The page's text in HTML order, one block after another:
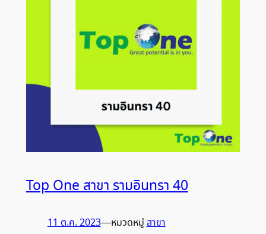
Top One สาขา รามอินทรา 40
11 ต.ค. 2023—หมวดหมู่สาขา